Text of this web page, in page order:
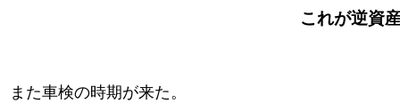
これが逆資
また車検の時期が来た。